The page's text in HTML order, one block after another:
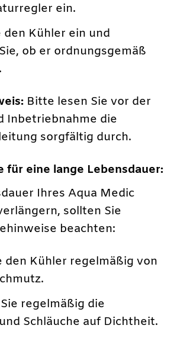
ein.
den Kühler ein und
ob er ordnungsgemäß
Bitte lesen Sie vor der
Inbetriebnahme die
sorgfältig durch.
für eine lange Lebensdauer:
Ihres Aqua Medic
sollten Sie
beachten:
den Kühler regelmäßig von
regelmäßig die
Schläuche auf Dichtheit.